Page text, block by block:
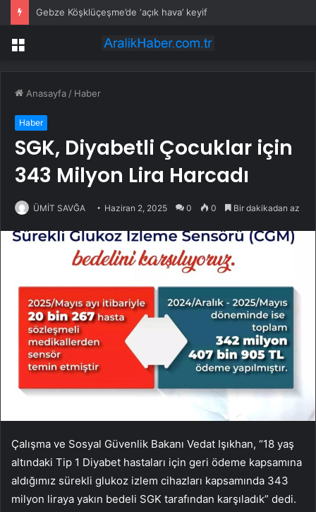
Gebze Köşklüçeşme’de ‘açık hava’ keyif
Menü
Anasayfa / Haber
Haber
SGK, Diyabetli Çocuklar için
343 Milyon Lira Harcadı
ÜMİT SAVĞA Haziran 2, 2025 0 0 Bir dakikadan az
Çalışma ve Sosyal Güvenlik Bakanı Vedat Işıkhan, “18 yaş
altındaki Tip 1 Diyabet hastaları için geri ödeme kapsamına
aldığımız sürekli glukoz izlem cihazları kapsamında 343
milyon liraya yakın bedeli SGK tarafından karşıladık” dedi.